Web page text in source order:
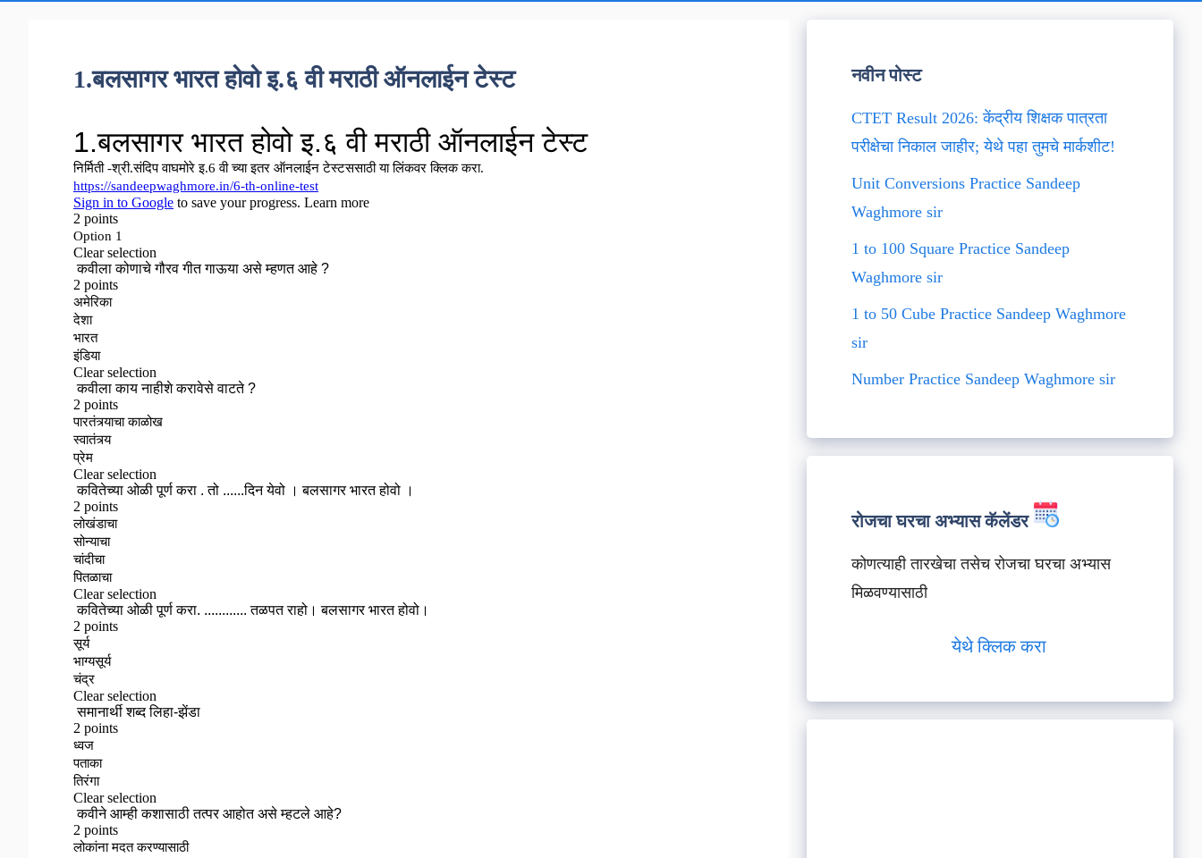
1.बलसागर भारत होवो इ.६ वी मराठी ऑनलाईन टेस्ट नवीन पोस्ट
CTET Result 2026: केंद्रीय शिक्षक पात्रता
परीक्षेचा निकाल जाहीर; येथे पहा तुमचे मार्कशीट!
Unit Conversions Practice Sandeep
Waghmore sir
1 to 100 Square Practice Sandeep
Waghmore sir
1 to 50 Cube Practice Sandeep Waghmore
sir
Number Practice Sandeep Waghmore sir
रोजचा घरचा अभ्यास कॅलेंडर
कोणत्याही तारखेचा तसेच रोजचा घरचा अभ्यास
मिळवण्यासाठी
येथे क्लिक करा